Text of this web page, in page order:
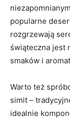
popularne
⁢rozgrzewają
świąteczna jest‍
smaków ⁣i
Warto też
simit ⁣–
idealnie